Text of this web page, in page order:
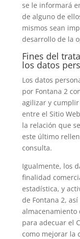
se le informará
de alguno de
mismos sean
desarrollo de la
Fines del
los datos
Los datos
por Fontana 2
agilizar y
entre el Sitio
la relación que
este último
consulta.
Igualmente, los
finalidad
estadística, y
de Fontana 2,
almacenamiento
para adecuar el
como mejorar la